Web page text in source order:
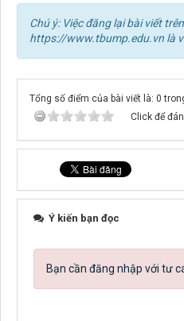
Chú ý: Việc đăng lại bài viết
https://www.tbump.edu.vn là
Tổng số điểm của bài viết là: 0
Click để
Ý kiến bạn đọc
Bạn cần đăng nhập với tư